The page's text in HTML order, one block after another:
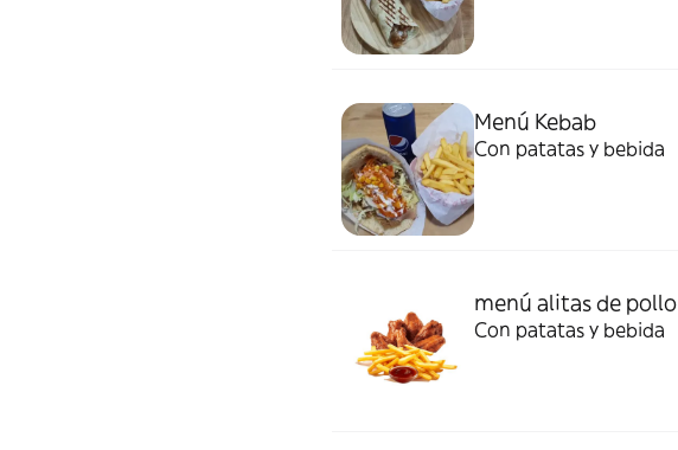
Menú Kebab
Con patatas y bebida
menú alitas de pollo
Con patatas y bebida